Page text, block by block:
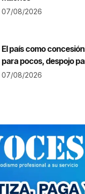
07/08/2026
El país como
para pocos, despojo
07/08/2026